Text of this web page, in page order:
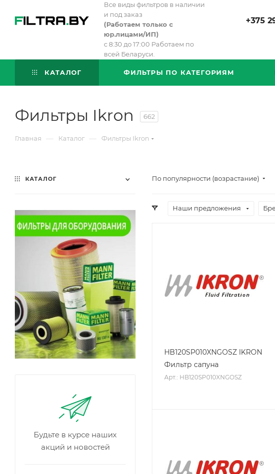
Все виды фильтров в наличии
и под заказ
(Работаем только с
юр.лицами/ИП)
с 8:30 до 17:00 Работаем по
всей Беларуси.
+375
КАТАЛОГ ФИЛЬТРЫ ПО КАТЕГОРИЯМ
Фильтры Ikron 662
Главная — Каталог — Фильтры Ikron
По популярности (возрастание)
Наши предложения
HB120SP010XNGOSZ IKRON
Фильтр сапуна
Арт.: HB120SP010XNGOSZ
КАТАЛОГ
Будьте в курсе наших
акций и новостей